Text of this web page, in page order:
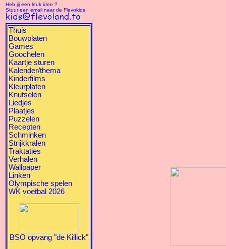
Heb jij een leuk idee ?
Stuur een email naar de Flevokids
Thuis
Bouwplaten
Games
Goochelen
Kaartje sturen
Kalender/thema
Kinderfilms
Kleurplaten
Knutselen
Liedjes
Plaatjes
Puzzelen
Recepten
Schminken
Strijkkralen
Traktaties
Verhalen
Wallpaper
Linken
Olympische spelen
WK voetbal 2026
BSO opvang "de Killick"